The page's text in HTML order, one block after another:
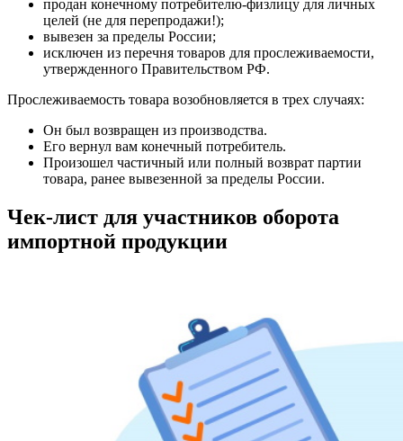
продан конечному потребителю-физлицу для личных
целей (не для перепродажи!);
вывезен за пределы России;
исключен из перечня товаров для прослеживаемости,
утвержденного Правительством РФ.
Прослеживаемость товара возобновляется в трех случаях:
Он был возвращен из производства.
Его вернул вам конечный потребитель.
Произошел частичный или полный возврат партии
товара, ранее вывезенной за пределы России.
Чек-лист для участников оборота
импортной продукции